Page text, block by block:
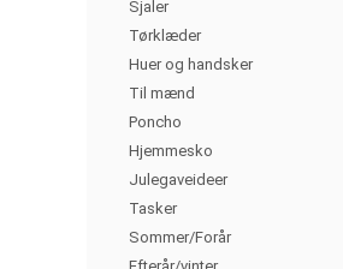
Sjaler
Tørklæder
Huer og handsker
Til mænd
Poncho
Hjemmesko
Julegaveideer
Tasker
Sommer/Forår